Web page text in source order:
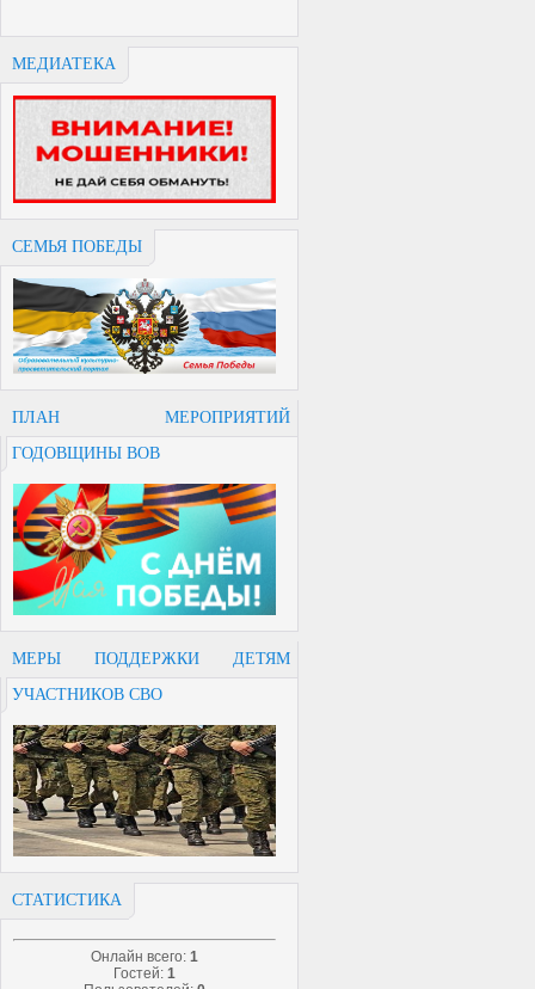
МЕДИАТЕКА
СЕМЬЯ ПОБЕДЫ
ПЛАН МЕРОПРИЯТИЙ
ГОДОВЩИНЫ ВОВ
МЕРЫ ПОДДЕРЖКИ ДЕТЯМ
УЧАСТНИКОВ СВО
СТАТИСТИКА
Онлайн всего: 1
Гостей: 1